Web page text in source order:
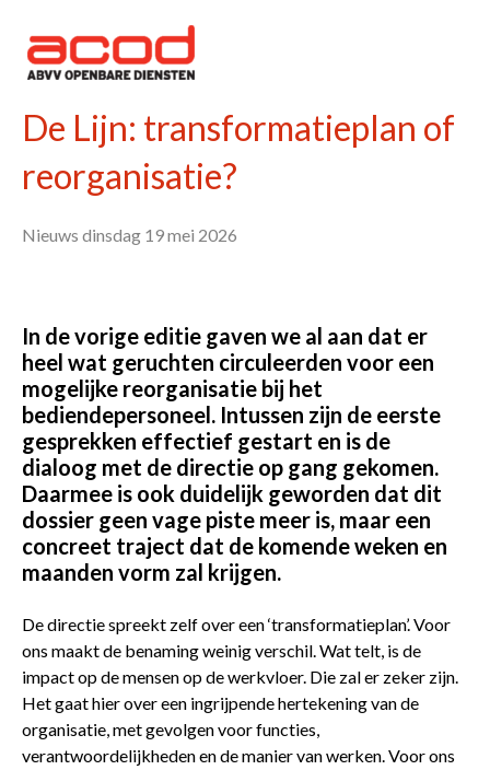
De Lijn: transformatieplan of
reorganisatie?
Nieuws dinsdag 19 mei 2026
In de vorige editie gaven we al aan dat er
heel wat geruchten circuleerden voor een
mogelijke reorganisatie bij het
bediendepersoneel. Intussen zijn de eerste
gesprekken effectief gestart en is de
dialoog met de directie op gang gekomen.
Daarmee is ook duidelijk geworden dat dit
dossier geen vage piste meer is, maar een
concreet traject dat de komende weken en
maanden vorm zal krijgen.
De directie spreekt zelf over een ‘transformatieplan’. Voor
ons maakt de benaming weinig verschil. Wat telt, is de
impact op de mensen op de werkvloer. Die zal er zeker zijn.
Het gaat hier over een ingrijpende hertekening van de
organisatie, met gevolgen voor functies,
verantwoordelijkheden en de manier van werken. Voor ons